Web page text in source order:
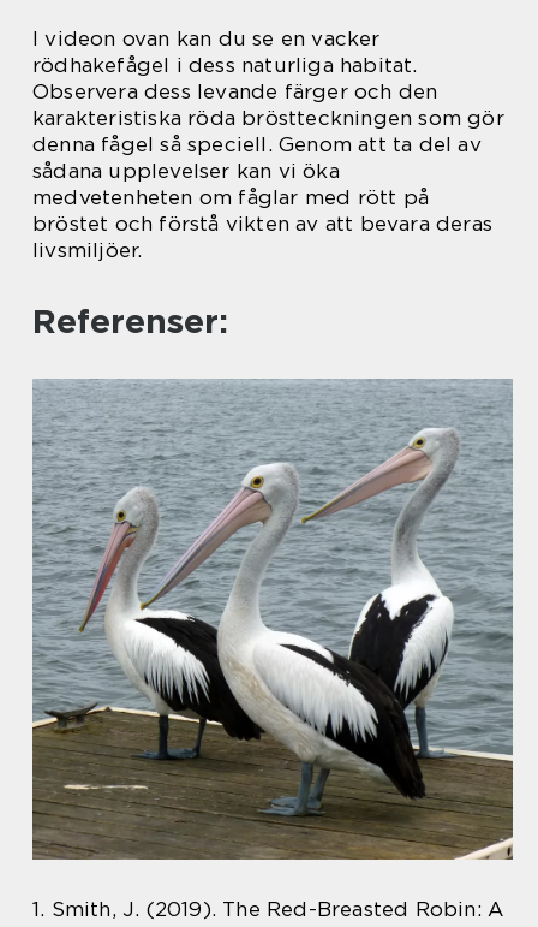
I videon ovan kan du se en vacker
rödhakefågel i dess naturliga habitat.
Observera dess levande färger och den
karakteristiska röda bröstteckningen som gör
denna fågel så speciell. Genom att ta del av
sådana upplevelser kan vi öka
medvetenheten om fåglar med rött på
bröstet och förstå vikten av att bevara deras
livsmiljöer.
Referenser:
1. Smith, J. (2019). The Red-Breasted Robin: A